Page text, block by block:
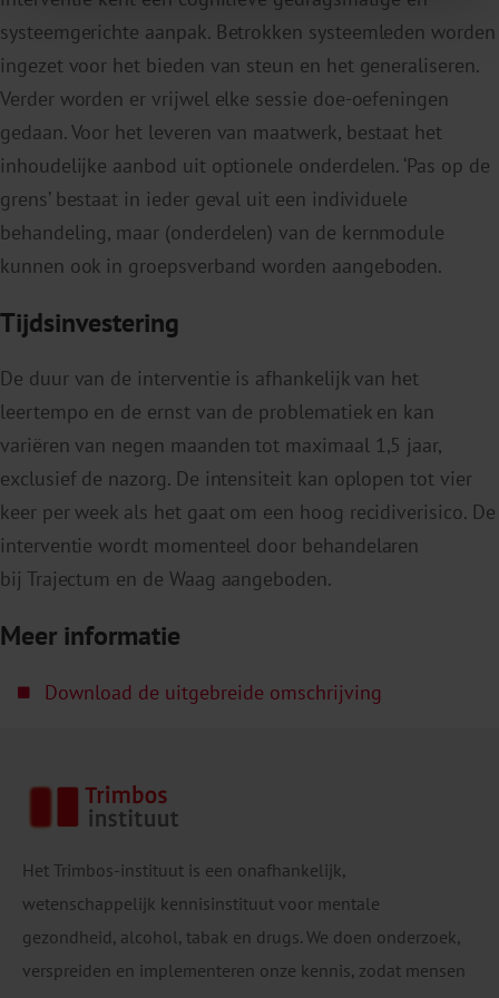
systeemgerichte aanpak. Betrokken systeemleden worden
ingezet voor het bieden van steun en het generaliseren.
Verder worden er vrijwel elke sessie doe-oefeningen
gedaan. Voor het leveren van maatwerk, bestaat het
inhoudelijke aanbod uit optionele onderdelen. ‘Pas op de
grens’ bestaat in ieder geval uit een individuele
behandeling, maar (onderdelen) van de kernmodule
kunnen ook in groepsverband worden aangeboden.
Tijdsinvestering
De duur van de interventie is afhankelijk van het
leertempo en de ernst van de problematiek en kan
variëren van negen maanden tot maximaal 1,5 jaar,
exclusief de nazorg. De intensiteit kan oplopen tot vier
keer per week als het gaat om een hoog recidiverisico. De
interventie wordt momenteel door behandelaren
bij Trajectum en de Waag aangeboden.
Meer informatie
Download de uitgebreide omschrijving
Het Trimbos-instituut is een onafhankelijk,
wetenschappelijk kennisinstituut voor mentale
gezondheid, alcohol, tabak en drugs. We doen onderzoek,
verspreiden en implementeren onze kennis, zodat mensen